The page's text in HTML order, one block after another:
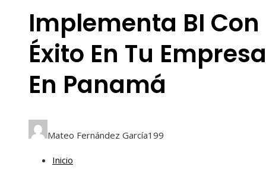
Implementa BI Con
Éxito En Tu Empresa
En Panamá
Mateo Fernández García199
Inicio